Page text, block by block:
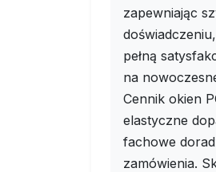
zapewniając
pełną
na
Cennik okien
elastyczne
fachowe
zamówienia.